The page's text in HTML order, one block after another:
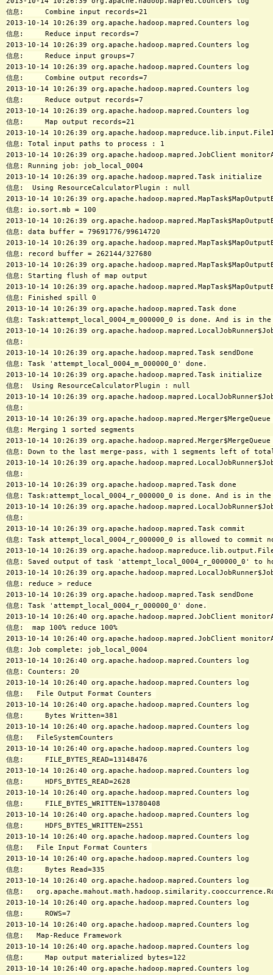
信息:     Combine input records=21
2013-10-14 10:26:39 org.apache.hadoop.mapred.Counters log
信息:     Reduce input records=7
2013-10-14 10:26:39 org.apache.hadoop.mapred.Counters log
信息:     Reduce input groups=7
2013-10-14 10:26:39 org.apache.hadoop.mapred.Counters log
信息:     Combine output records=7
2013-10-14 10:26:39 org.apache.hadoop.mapred.Counters log
信息:     Reduce output records=7
2013-10-14 10:26:39 org.apache.hadoop.mapred.Counters log
信息:     Map output records=21
2013-10-14 10:26:39
信息: Total input paths to process : 1
2013-10-14 10:26:39 org.apache.hadoop.mapred.JobClient
信息: Running job: job_local_0004
2013-10-14 10:26:39 org.apache.hadoop.mapred.Task initialize
信息:  Using ResourceCalculatorPlugin : null
2013-10-14 10:26:39
信息: io.sort.mb = 100
2013-10-14 10:26:39
信息: data buffer = 79691776/99614720
2013-10-14 10:26:39
信息: record buffer = 262144/327680
2013-10-14 10:26:39
信息: Starting flush of map output
2013-10-14 10:26:39
信息: Finished spill 0
2013-10-14 10:26:39 org.apache.hadoop.mapred.Task done
信息: Task:attempt_local_0004_m_000000_0 is done. And is in
2013-10-14 10:26:39
信息:
2013-10-14 10:26:39 org.apache.hadoop.mapred.Task sendDone
信息: Task 'attempt_local_0004_m_000000_0' done.
2013-10-14 10:26:39 org.apache.hadoop.mapred.Task initialize
信息:  Using ResourceCalculatorPlugin : null
2013-10-14 10:26:39
信息:
2013-10-14 10:26:39 org.apache.hadoop.mapred.Merger$MergeQueue
信息: Merging 1 sorted segments
2013-10-14 10:26:39 org.apache.hadoop.mapred.Merger$MergeQueue
信息: Down to the last merge-pass, with 1 segments left of
2013-10-14 10:26:39
信息:
2013-10-14 10:26:39 org.apache.hadoop.mapred.Task done
信息: Task:attempt_local_0004_r_000000_0 is done. And is in
2013-10-14 10:26:39
信息:
2013-10-14 10:26:39 org.apache.hadoop.mapred.Task commit
信息: Task attempt_local_0004_r_000000_0 is allowed to commit
2013-10-14 10:26:39
信息: Saved output of task 'attempt_local_0004_r_000000_0' to
2013-10-14 10:26:39
信息: reduce > reduce
2013-10-14 10:26:39 org.apache.hadoop.mapred.Task sendDone
信息: Task 'attempt_local_0004_r_000000_0' done.
2013-10-14 10:26:40 org.apache.hadoop.mapred.JobClient
信息:  map 100% reduce 100%
2013-10-14 10:26:40 org.apache.hadoop.mapred.JobClient
信息: Job complete: job_local_0004
2013-10-14 10:26:40 org.apache.hadoop.mapred.Counters log
信息: Counters: 20
2013-10-14 10:26:40 org.apache.hadoop.mapred.Counters log
信息:   File Output Format Counters
2013-10-14 10:26:40 org.apache.hadoop.mapred.Counters log
信息:     Bytes Written=381
2013-10-14 10:26:40 org.apache.hadoop.mapred.Counters log
信息:   FileSystemCounters
2013-10-14 10:26:40 org.apache.hadoop.mapred.Counters log
信息:     FILE_BYTES_READ=13148476
2013-10-14 10:26:40 org.apache.hadoop.mapred.Counters log
信息:     HDFS_BYTES_READ=2628
2013-10-14 10:26:40 org.apache.hadoop.mapred.Counters log
信息:     FILE_BYTES_WRITTEN=13780408
2013-10-14 10:26:40 org.apache.hadoop.mapred.Counters log
信息:     HDFS_BYTES_WRITTEN=2551
2013-10-14 10:26:40 org.apache.hadoop.mapred.Counters log
信息:   File Input Format Counters
2013-10-14 10:26:40 org.apache.hadoop.mapred.Counters log
信息:     Bytes Read=335
2013-10-14 10:26:40 org.apache.hadoop.mapred.Counters log
信息:
2013-10-14 10:26:40 org.apache.hadoop.mapred.Counters log
信息:     ROWS=7
2013-10-14 10:26:40 org.apache.hadoop.mapred.Counters log
信息:   Map-Reduce Framework
2013-10-14 10:26:40 org.apache.hadoop.mapred.Counters log
信息:     Map output materialized bytes=122
2013-10-14 10:26:40 org.apache.hadoop.mapred.Counters log